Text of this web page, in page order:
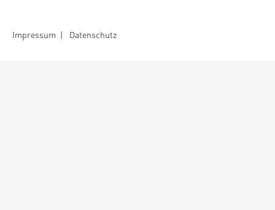
Impressum | Datenschutz